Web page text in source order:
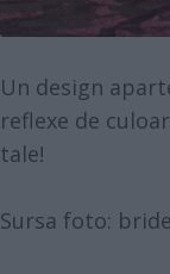
Un design
reflexe de
tale!
Sursa foto: